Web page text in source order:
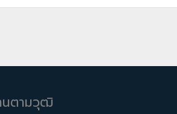
นตามวุฒิ